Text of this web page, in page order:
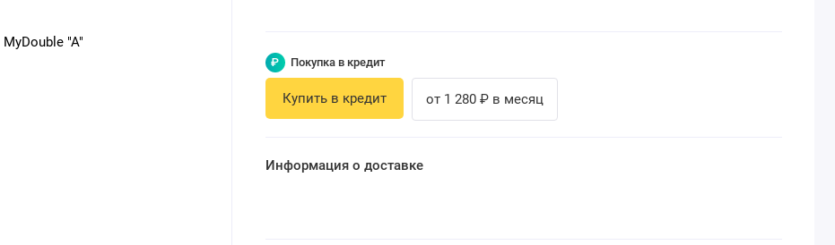
₽ Покупка в кредит
Купить в кредит от 1 280 ₽ в месяц
Информация о доставке